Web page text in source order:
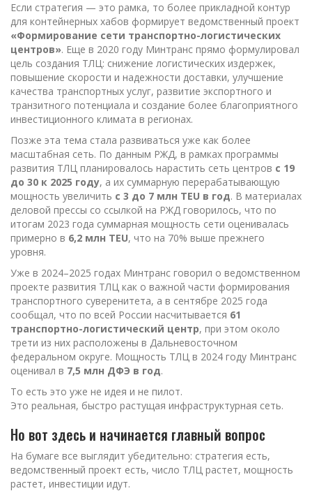
Если стратегия — это рамка, то более прикладной контур
для контейнерных хабов формирует ведомственный проект
«Формирование сети транспортно-логистических
центров». Еще в 2020 году Минтранс прямо формулировал
цель создания ТЛЦ: снижение логистических издержек,
повышение скорости и надежности доставки, улучшение
качества транспортных услуг, развитие экспортного и
транзитного потенциала и создание более благоприятного
инвестиционного климата в регионах.
Позже эта тема стала развиваться уже как более
масштабная сеть. По данным РЖД, в рамках программы
развития ТЛЦ планировалось нарастить сеть центров с 19
до 30 к 2025 году, а их суммарную перерабатывающую
мощность увеличить с 3 до 7 млн TEU в год. В материалах
деловой прессы со ссылкой на РЖД говорилось, что по
итогам 2023 года суммарная мощность сети оценивалась
примерно в 6,2 млн TEU, что на 70% выше прежнего
уровня.
Уже в 2024–2025 годах Минтранс говорил о ведомственном
проекте развития ТЛЦ как о важной части формирования
транспортного суверенитета, а в сентябре 2025 года
сообщал, что по всей России насчитывается 61
транспортно-логистический центр, при этом около
трети из них расположены в Дальневосточном
федеральном округе. Мощность ТЛЦ в 2024 году Минтранс
оценивал в 7,5 млн ДФЭ в год.
То есть это уже не идея и не пилот.
Это реальная, быстро растущая инфраструктурная сеть.
Но вот здесь и начинается главный вопрос
На бумаге все выглядит убедительно: стратегия есть,
ведомственный проект есть, число ТЛЦ растет, мощность
растет, инвестиции идут.